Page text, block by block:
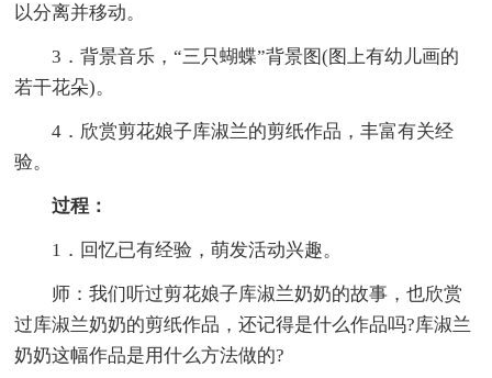
以分离并移动。
3．背景音乐，“三只蝴蝶”背景图(图上有幼儿画的
若干花朵)。
4．欣赏剪花娘子库淑兰的剪纸作品，丰富有关经
验。
过程：
1．回忆已有经验，萌发活动兴趣。
师：我们听过剪花娘子库淑兰奶奶的故事，也欣赏
过库淑兰奶奶的剪纸作品，还记得是什么作品吗?库淑兰
奶奶这幅作品是用什么方法做的?